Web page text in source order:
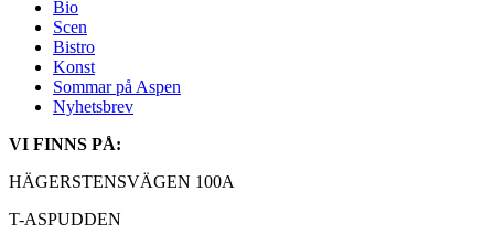
Bio
Scen
Bistro
Konst
Sommar på Aspen
Nyhetsbrev
VI FINNS PÅ:
HÄGERSTENSVÄGEN 100A
T-ASPUDDEN